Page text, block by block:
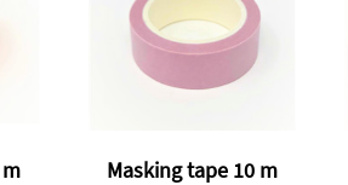
Masking tape 10 m